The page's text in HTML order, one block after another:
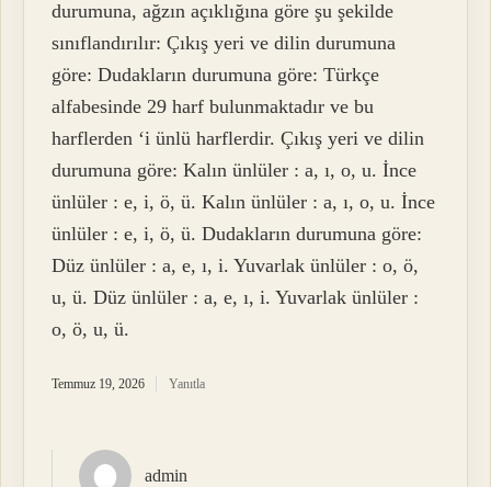
durumuna, ağzın açıklığına göre şu şekilde
sınıflandırılır: Çıkış yeri ve dilin durumuna
göre: Dudakların durumuna göre: Türkçe
alfabesinde 29 harf bulunmaktadır ve bu
harflerden ‘i ünlü harflerdir. Çıkış yeri ve dilin
durumuna göre: Kalın ünlüler : a, ı, o, u. İnce
ünlüler : e, i, ö, ü. Kalın ünlüler : a, ı, o, u. İnce
ünlüler : e, i, ö, ü. Dudakların durumuna göre:
Düz ünlüler : a, e, ı, i. Yuvarlak ünlüler : o, ö,
u, ü. Düz ünlüler : a, e, ı, i. Yuvarlak ünlüler :
o, ö, u, ü.
Temmuz 19, 2026 Yanıtla
admin